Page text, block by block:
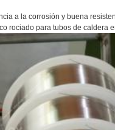
a la corrosión y buena
rociado para tubos de caldera